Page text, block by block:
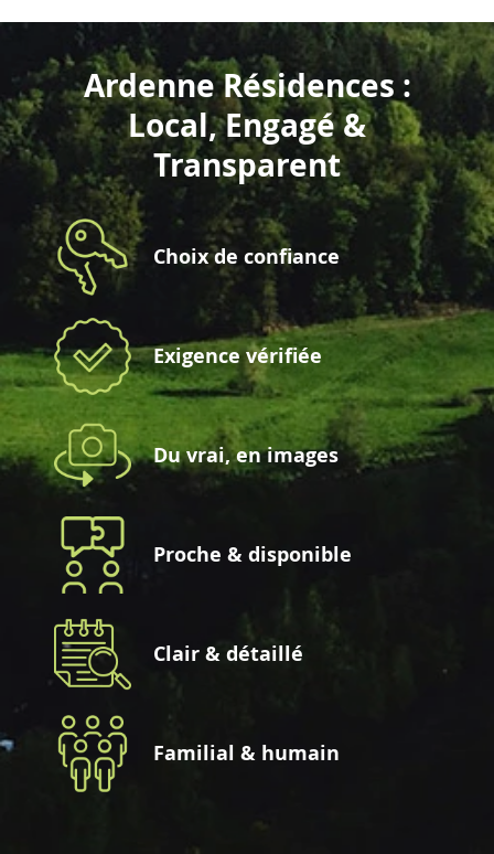
Ardenne Résidences :
Local, Engagé &
Transparent
Choix de confiance
Exigence vérifiée
Du vrai, en images
Proche & disponible
Clair & détaillé
Familial & humain